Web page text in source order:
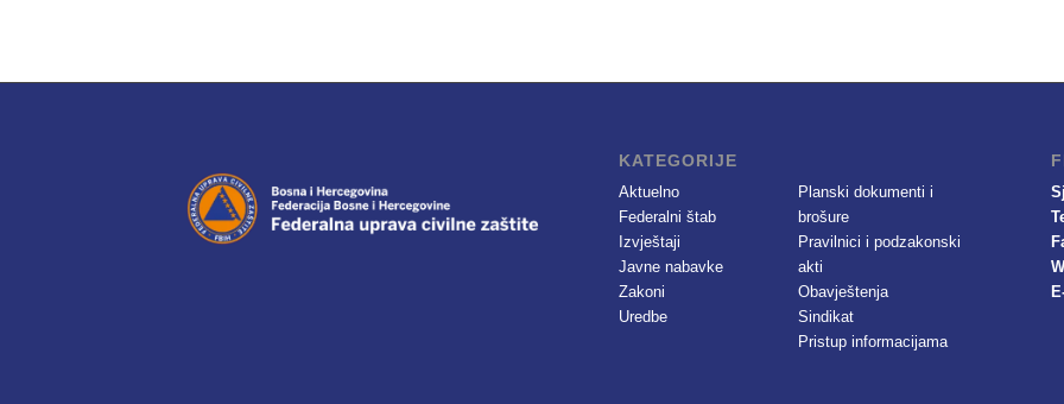
KATEGORIJE
Aktuelno
Federalni štab
Izvještaji
Javne nabavke
Zakoni
Uredbe
Planski dokumenti i
brošure
Pravilnici i podzakonski
akti
Obavještenja
Sindikat
Pristup informacijama